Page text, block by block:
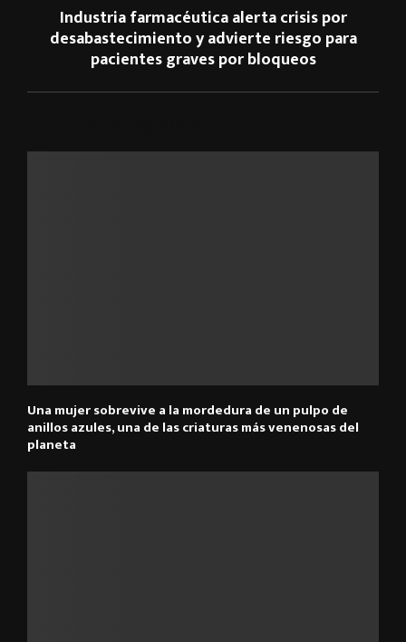
Industria farmacéutica alerta crisis por
desabastecimiento y advierte riesgo para
pacientes graves por bloqueos
Una mujer sobrevive a la mordedura de un pulpo de
anillos azules, una de las criaturas más venenosas del
planeta